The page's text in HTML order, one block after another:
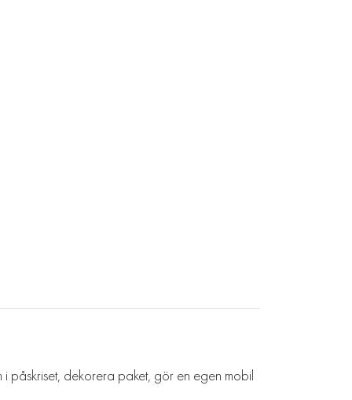
dekorera paket, gör en egen mobil